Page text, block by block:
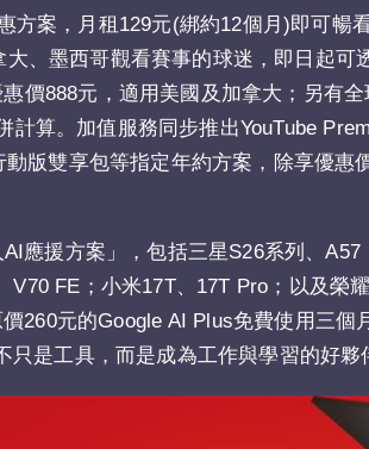
案，月租129元(綁約12個月)即可暢
、墨西哥觀看賽事的球迷，即日起可
價888元，適用美國及加拿大；另有
算。加值服務同步推出YouTube
版雙享包等指定年約方案，除享優惠
應援方案」，包括三星S26系列、A57
FE；小米17T、17T Pro；以及榮
260元的Google AI Plus免費使用三個
是工具，而是成為工作與學習的好夥